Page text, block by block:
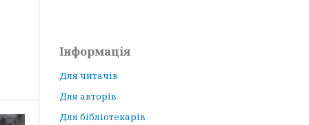
Інформація
Для читачів
Для авторів
Для бібліотекарів